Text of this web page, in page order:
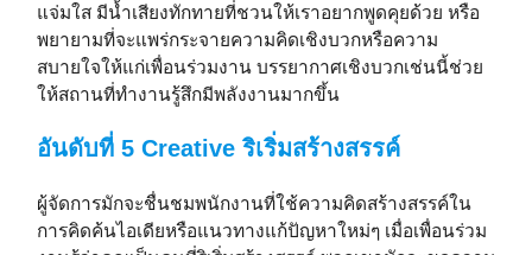
แจ่มใส มีน้ำเสียงทักทายที่ชวนให้เราอยากพูดคุยด้วย หรือ
พยายามที่จะแพร่กระจายความคิดเชิงบวกหรือความ
สบายใจให้แก่เพื่อนร่วมงาน บรรยากาศเชิงบวกเช่นนี้ช่วย
ให้สถานที่ทำงานรู้สึกมีพลังงานมากขึ้น
อันดับที่ 5 Creative ริเริ่มสร้างสรรค์
ผู้จัดการมักจะชื่นชมพนักงานที่ใช้ความคิดสร้างสรรค์ใน
การคิดค้นไอเดียหรือแนวทางแก้ปัญหาใหม่ๆ เมื่อเพื่อนร่วม